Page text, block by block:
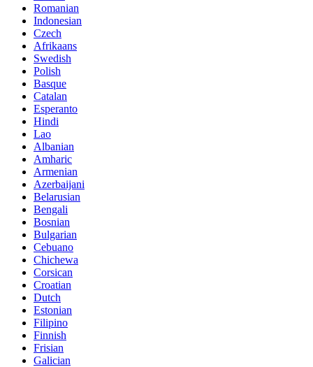
Romanian
Indonesian
Czech
Afrikaans
Swedish
Polish
Basque
Catalan
Esperanto
Hindi
Lao
Albanian
Amharic
Armenian
Azerbaijani
Belarusian
Bengali
Bosnian
Bulgarian
Cebuano
Chichewa
Corsican
Croatian
Dutch
Estonian
Filipino
Finnish
Frisian
Galician